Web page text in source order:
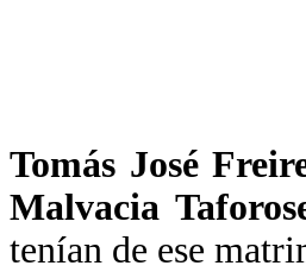
Tomás José
Malvacia Taforo
tenían de ese